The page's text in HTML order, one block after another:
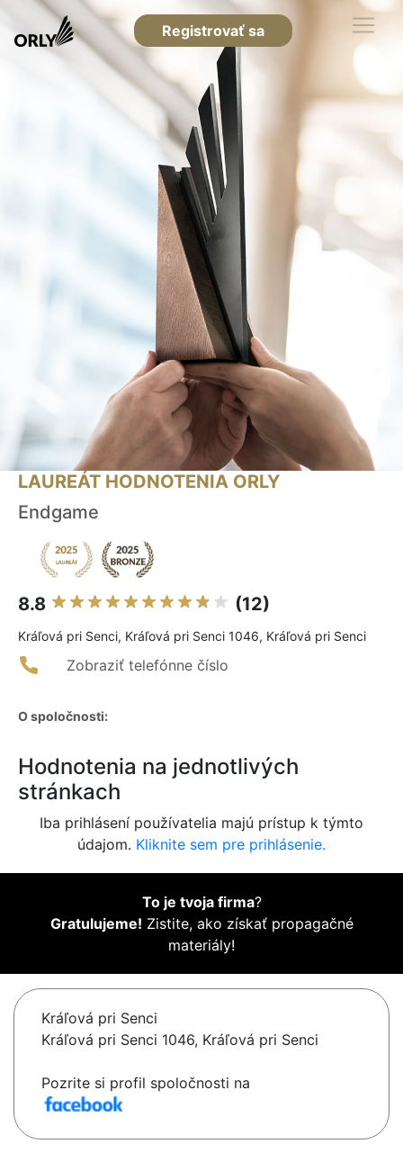
Registrovať sa
LAUREÁT HODNOTENIA ORLY
Endgame
8.8 (12)
Kráľová pri Senci, Kráľová pri Senci 1046, Kráľová pri Senci
Zobraziť telefónne číslo
O spoločnosti:
Hodnotenia na jednotlivých
stránkach
Iba prihlásení používatelia majú prístup k týmto
údajom. Kliknite sem pre prihlásenie.
To je tvoja firma?
Gratulujeme! Zistite, ako získať propagačné
materiály!
Kráľová pri Senci
Kráľová pri Senci 1046, Kráľová pri Senci
Pozrite si profil spoločnosti na